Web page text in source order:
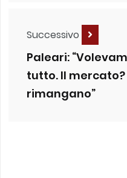
Successivo
Paleari:
tutto. Il
rimangano”